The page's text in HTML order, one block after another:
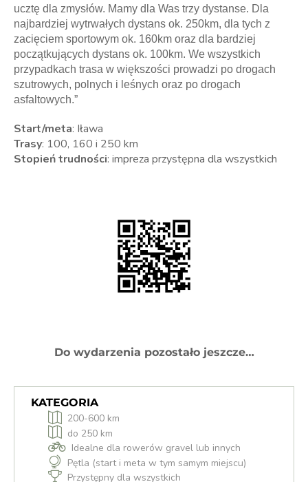
ucztę dla zmysłów. Mamy dla Was trzy dystanse. Dla
najbardziej wytrwałych dystans ok. 250km, dla tych z
zacięciem sportowym ok. 160km oraz dla bardziej
początkujących dystans ok. 100km. We wszystkich
przypadkach trasa w większości prowadzi po drogach
szutrowych, polnych i leśnych oraz po drogach
asfaltowych.”
Start/meta: Iława
Trasy: 100, 160 i 250 km
Stopień trudności: impreza przystępna dla wszystkich
Do wydarzenia pozostało jeszcze…
KATEGORIA
200-600 km
do 250 km
Idealne dla rowerów gravel lub innych
Pętla (start i meta w tym samym miejscu)
Przystępny dla wszystkich